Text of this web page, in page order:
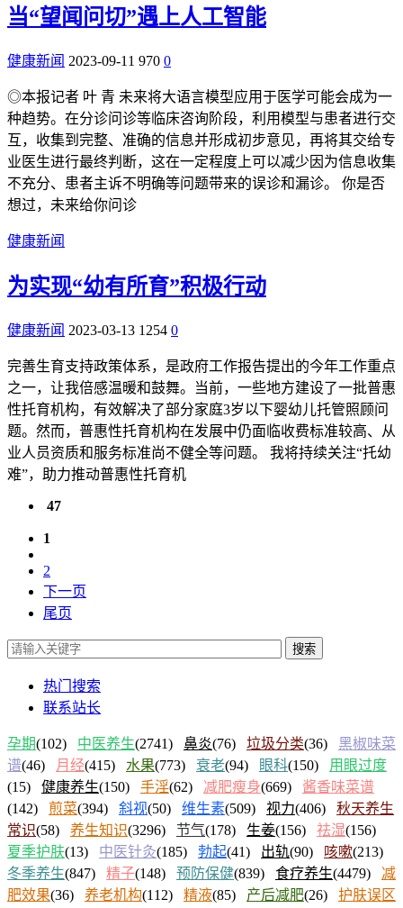
当“望闻问切”遇上人工智能
健康新闻 2023-09-11 970 0
◎本报记者 叶 青 未来将大语言模型应用于医学可能会成为一
种趋势。在分诊问诊等临床咨询阶段，利用模型与患者进行交
互，收集到完整、准确的信息并形成初步意见，再将其交给专
业医生进行最终判断，这在一定程度上可以减少因为信息收集
不充分、患者主诉不明确等问题带来的误诊和漏诊。 你是否
想过，未来给你问诊
健康新闻
为实现“幼有所育”积极行动
健康新闻 2023-03-13 1254 0
完善生育支持政策体系，是政府工作报告提出的今年工作重点
之一，让我倍感温暖和鼓舞。当前，一些地方建设了一批普惠
性托育机构，有效解决了部分家庭3岁以下婴幼儿托管照顾问
题。然而，普惠性托育机构在发展中仍面临收费标准较高、从
业人员资质和服务标准尚不健全等问题。 我将持续关注“托幼
难”，助力推动普惠性托育机
47
1
2
下一页
尾页
搜索
热门搜索
联系站长
孕期(102) 中医养生(2741) 鼻炎(76) 垃圾分类(36) 黑椒味菜
谱(46) 月经(415) 水果(773) 衰老(94) 眼科(150) 用眼过度
(15) 健康养生(150) 手淫(62) 减肥瘦身(669) 酱香味菜谱
(142) 煎菜(394) 斜视(50) 维生素(509) 视力(406) 秋天养生
常识(58) 养生知识(3296) 节气(178) 生姜(156) 祛湿(156)
夏季护肤(13) 中医针灸(185) 勃起(41) 出轨(90) 咳嗽(213)
冬季养生(847) 精子(148) 预防保健(839) 食疗养生(4479) 减
肥效果(36) 养老机构(112) 精液(85) 产后减肥(26) 护肤误区